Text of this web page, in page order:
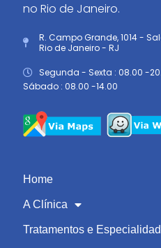
no Rio de Janeiro.
R. Campo Grande, 1014 -
Rio de Janeiro - RJ
Segunda - Sexta : 08.00 -
Sábado : 08.00 -14.00
Home
A Clínica
Tratamentos e